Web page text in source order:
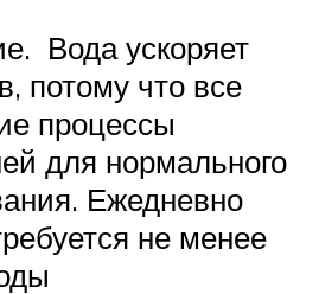
Вода ускоряет
потому что все
процессы
для нормального
Ежедневно
не менее